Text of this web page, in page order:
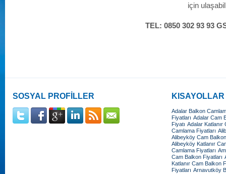
için
TEL: 0850 302 93 93
SOSYAL PROFİLLER KISAYOLLAR
Adalar Balkon
Fiyatları Adalar Cam
Fiyatı Adalar Katlanır
Camlama Fiyatları
Alibeyköy Cam
Alibeyköy Katlanır
Camlama Fiyatları
Cam Balkon Fiyatları
Katlanır Cam Balkon
Fiyatları Arnavutköy